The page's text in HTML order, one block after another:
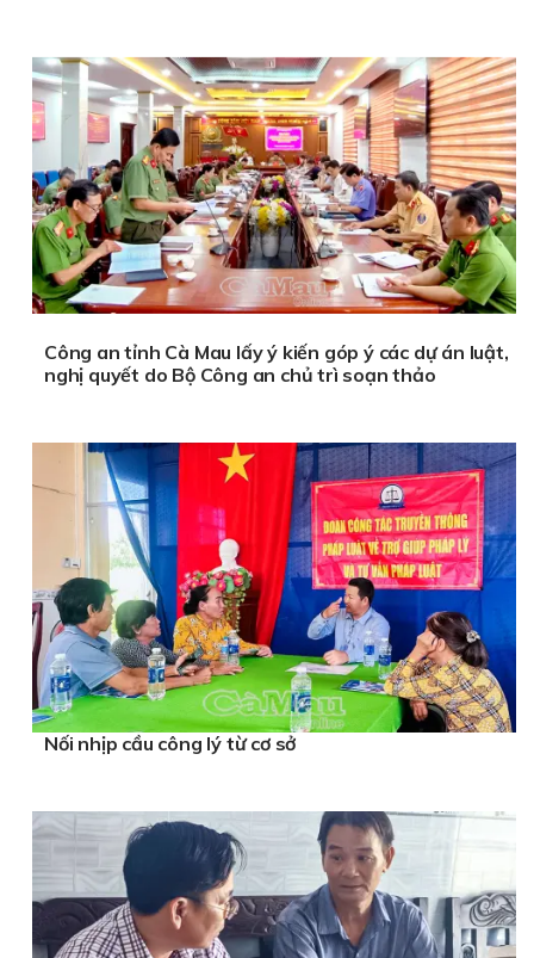
Công an tỉnh Cà Mau lấy ý kiến góp ý các dự án luật,
nghị quyết do Bộ Công an chủ trì soạn thảo
Nối nhịp cầu công lý từ cơ sở